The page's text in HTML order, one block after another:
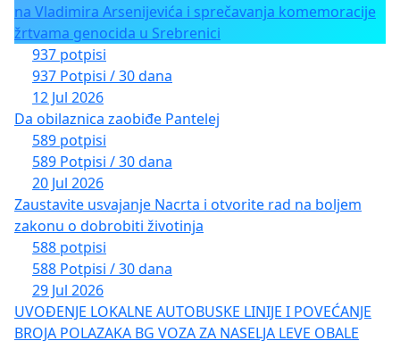
na Vladimira Arsenijevića i sprečavanja komemoracije
žrtvama genocida u Srebrenici
937 potpisi
937 Potpisi / 30 dana
12 Jul 2026
Da obilaznica zaobiđe Pantelej
589 potpisi
589 Potpisi / 30 dana
20 Jul 2026
Zaustavite usvajanje Nacrta i otvorite rad na boljem
zakonu o dobrobiti životinja
588 potpisi
588 Potpisi / 30 dana
29 Jul 2026
UVOĐENJE LOKALNE AUTOBUSKE LINIJE I POVEĆANJE
BROJA POLAZAKA BG VOZA ZA NASELJA LEVE OBALE